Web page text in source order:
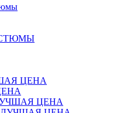
ЦЕНА
ЛУЧШАЯ ЦЕНА